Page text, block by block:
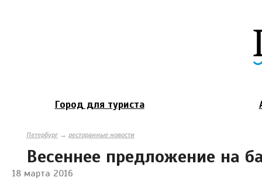
Город для туриста
Петербург→ ресторанные новости
Весеннее предложение на
18 марта 2016